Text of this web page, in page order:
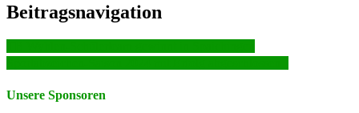
Beitragsnavigation
Unsere Sponsoren